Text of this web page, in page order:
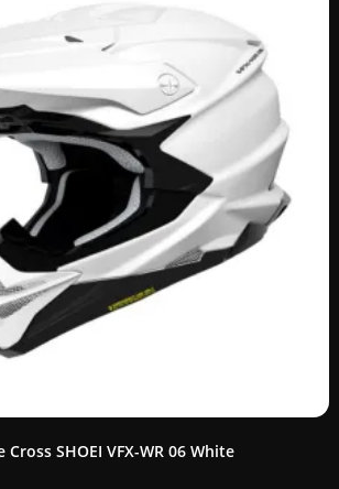
Cross SHOEI VFX-WR 06 White